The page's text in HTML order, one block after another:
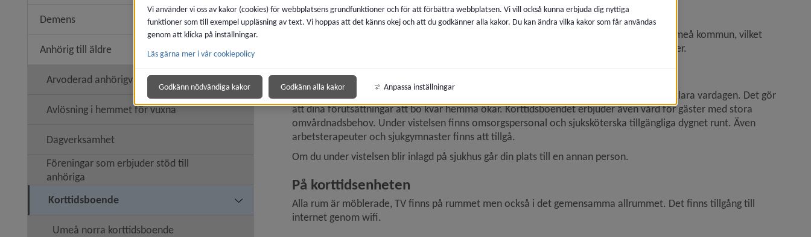
Demens Undermeny för Demens
Anhörig till äldre Undermeny för Anhörig till äldre
Arvoderad anhörigvård
Avlösning i hemmet för vuxna
Dagverksamhet
Föreningar som erbjuder stöd till
anhöriga
Korttidsboende
Undermeny för Korttidsboende
Umeå norra korttidsboende
När du beviljats plats på korttidsboende
När det finns en plats ledig kontaktas du av korttidskoordinatorn. Beslutet gäller inom Umeå kommun, vilket
innebär att du kommer att erbjudas placering på något av Umeå kommuns korttidsenheter.
Under vistelsen
Under korttidsvistelsen arbetar man med att stärka eller bevara den egna förmågan att klara vardagen. Det gör
att dina förutsättningar att bo kvar hemma ökar. Korttidsboendet erbjuder även vård för gäster med stora
omvårdnadsbehov. Under vistelsen finns omsorgspersonal och sjuksköterska tillgängliga dygnet runt. Även
arbetsterapeuter och sjukgymnaster finns att tillgå.
Om du under vistelsen blir inlagd på sjukhus går din plats till en annan person.
På korttidsenheten
Alla rum är möblerade, TV finns på rummet men också i det gemensamma allrummet. Det finns tillgång till
internet genom wifi.
Vi använder vi oss av kakor (cookies) för webbplatsens grundfunktioner och för att förbättra webbplatsen. Vi vill också kunna erbjuda dig nyttiga
funktioner som till exempel uppläsning av text. Vi hoppas att det känns okej och att du godkänner alla kakor. Du kan ändra vilka kakor som får användas
genom att klicka på inställningar.
Läs gärna mer i vår cookiepolicy
Godkänn nödvändiga kakor Godkänn alla kakor Anpassa inställningar